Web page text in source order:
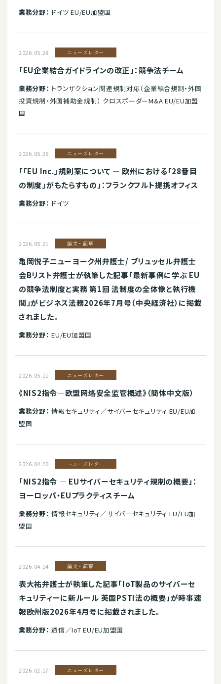
業務分野： ドイツ EU/EU加盟国
2026.05.28 ニューズレター
「EU企業結合ガイドラインの改正」：競争法チーム
業務分野： トランザクション関連規制対応（企業結合規制・外国
投資規制・外国補助金規制） クロスボーダーM&A EU/EU加盟
国
2026.05.26 ニューズレター
「「EU Inc.」規則案について — 欧州における「28番目
の制度」がもたらすもの」：フランクフルト提携オフィス
業務分野： ドイツ
2026.05.21 論文・記事
亀岡悦子ニューヨーク州弁護士/ ブリュッセル弁護士
会Bリスト弁護士が執筆した記事「最新事例に学ぶ EU
の競争法制度と実務 第1回 法制度の全体像と執行機
関」がビジネス法務2026年7月号（中央経済社）に掲載
されました。
業務分野： EU/EU加盟国
2026.05.11 ニューズレター
《NIS2指令—欧盟网络安全监管概述》（簡体中文版）
業務分野： 情報セキュリティ／サイバーセキュリティ EU/EU加
盟国
2026.04.20 ニューズレター
「NIS2指令 ― EUサイバーセキュリティ規制の概要」：
ヨーロッパ・EUプラクティスチーム
業務分野： 情報セキュリティ／サイバーセキュリティ EU/EU加
盟国
2026.04.14 論文・記事
表大祐弁護士が執筆した記事「IoT製品のサイバーセ
キュリティーに新ルール 英国PSTI法の概要」が時事速
報欧州版2026年4月号に掲載されました。
業務分野： 通信／IoT EU/EU加盟国
2026.02.17 ニューズレター